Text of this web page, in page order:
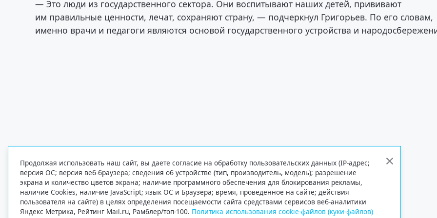
— Это люди из государственного сектора. Они воспитывают наших детей, прививают
им правильные ценности, лечат, сохраняют страну, — подчеркнул Григорьев. По его словам,
именно врачи и педагоги являются основой государственного устройства и
Продолжая использовать наш сайт, вы даете согласие на обработку пользовательских данных (IP-адрес;
версия ОС; версия веб-браузера; сведения об устройстве (тип, производитель, модель); разрешение
экрана и количество цветов экрана; наличие программного обеспечения для блокирования рекламы,
наличие Cookies, наличие JavaScript; язык ОС и Браузера; время, проведенное на сайте; действия
пользователя на сайте) в целях определения посещаемости сайта средствами сервисов веб-аналитики
Яндекс Метрика, Рейтинг Mail.ru, Рамблер/топ-100. Политика использования cookie-файлов (куки-файлов)